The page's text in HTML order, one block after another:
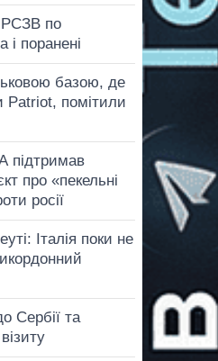
РСЗВ по
і поранені
базою, де
Patriot, помітили
підтримав
про «пекельні
росії
Італія поки не
Сербії та